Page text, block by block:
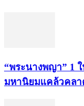
“พระ​นาง​พญา” 1
มหา​นิยม​แคล้วคล